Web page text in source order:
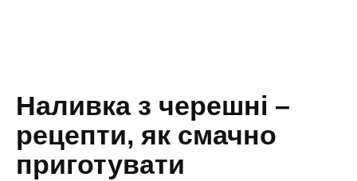
Наливка з черешні –
рецепти, як смачно
приготувати